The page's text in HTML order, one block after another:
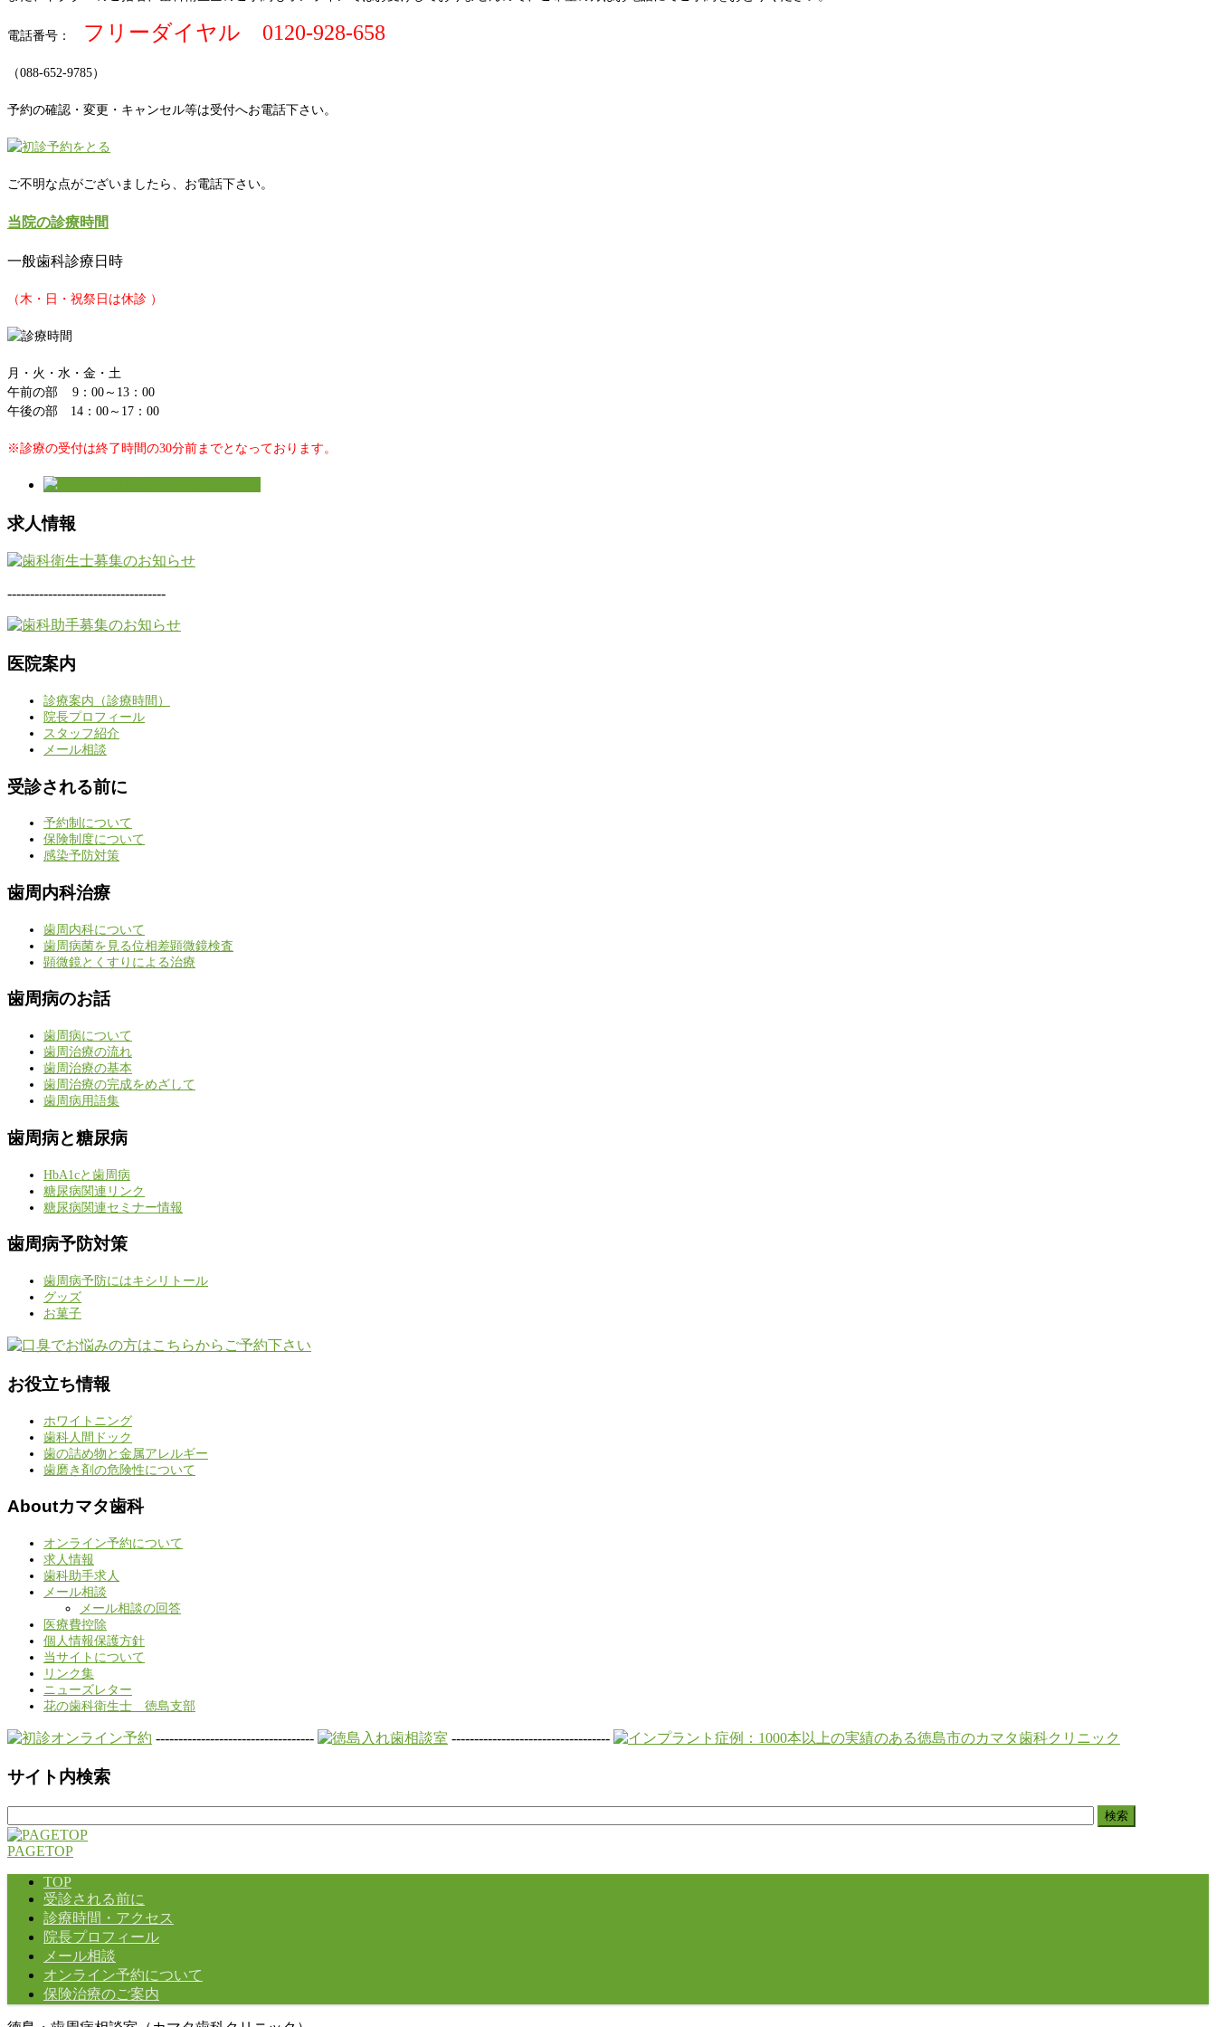
電話番号： フリーダイヤル 0120-928-658
（088-652-9785）
予約の確認・変更・キャンセル等は受付へお電話下さい。
ご不明な点がございましたら、お電話下さい。
当院の診療時間
一般歯科診療日時
（木・日・祝祭日は休診 ）
月・火・水・金・土
午前の部 9：00～13：00
午後の部 14：00～17：00
※診療の受付は終了時間の30分前までとなっております。
求人情報
-----------------------------------
医院案内
診療案内（診療時間）
院長プロフィール
スタッフ紹介
メール相談
受診される前に
予約制について
保険制度について
感染予防対策
歯周内科治療
歯周内科について
歯周病菌を見る位相差顕微鏡検査
顕微鏡とくすりによる治療
歯周病のお話
歯周病について
歯周治療の流れ
歯周治療の基本
歯周治療の完成をめざして
歯周病用語集
歯周病と糖尿病
HbA1cと歯周病
糖尿病関連リンク
糖尿病関連セミナー情報
歯周病予防対策
歯周病予防にはキシリトール
グッズ
お菓子
お役立ち情報
ホワイトニング
歯科人間ドック
歯の詰め物と金属アレルギー
歯磨き剤の危険性について
Aboutカマタ歯科
オンライン予約について
求人情報
歯科助手求人
メール相談
メール相談の回答
医療費控除
個人情報保護方針
当サイトについて
リンク集
ニューズレター
花の歯科衛生士 徳島支部
----------------------------------- -----------------------------------
サイト内検索
索:
PAGETOP
TOP
受診される前に
診療時間・アクセス
院長プロフィール
メール相談
オンライン予約について
保険治療のご案内